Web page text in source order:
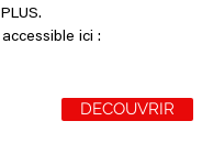
ici :
DECOUVRIR